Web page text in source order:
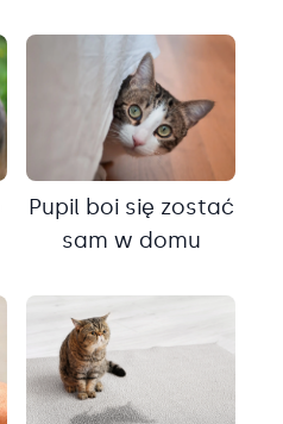
Pupil boi się zostać
sam w domu